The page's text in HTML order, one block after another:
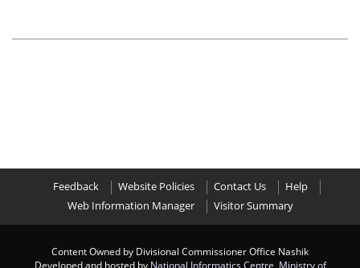
Feedback Website Policies Contact Us
Help
Web Information Manager
Visitor Summary
Content Owned by Divisional Commissioner Office Nashik
Developed and hosted by National Informatics Centre Ministry of